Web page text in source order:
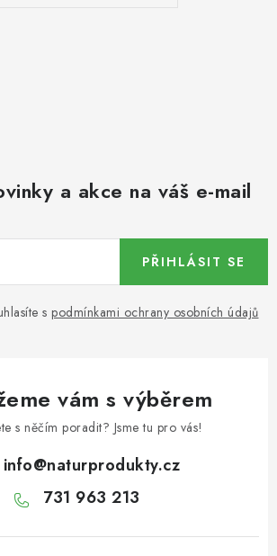
/ MANDLE
/ KEŠU OŘECHY / KEŠU OŘECHY
/ PODZEMNICE (ARAŠÍDY) /
BLANŠÍROVANÁ
a akce na váš e-mail
s podmínkami ochrany osobních údajů
PŘIHLÁSIT SE
vám s výběrem
s něčím poradit? Jsme tu pro vás!
info@naturprodukty.cz
731 963 213